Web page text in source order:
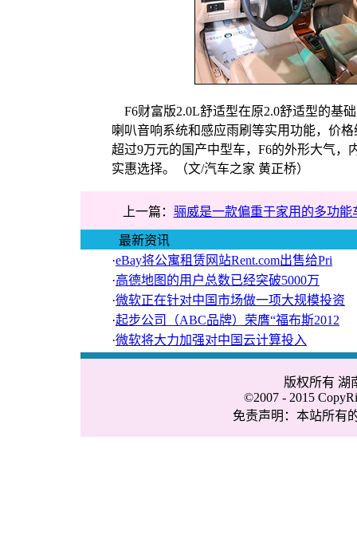
F6财富版2.0L舒适型在原2.0舒适型的基
喇叭音响系统和感应雨刷等实用功能，价
超过9万元的国产中型车，F6的外形大气
实惠选择。（文/汽车之家 黄正桥）
上一篇： 骊威是一款偏重于家用的多功能
最新资讯
·eBay将公寓租赁网站Rent.com出售给Pri
·高德地图的用户总数已经突破5000万
·微软正在针对中国市场做一项大规模投资
·起步公司（ABC品牌）荣膺“福布斯2012
·微软将大力加强对中国云计算投入
版权所有
©2007 - 2015
免责声明：本站所有